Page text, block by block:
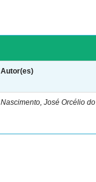
Autor(es)
Nascimento, José Orcélio do